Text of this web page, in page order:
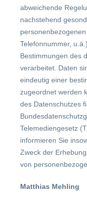
abweichende
nachstehend
Telefonnummer,
Bestimmungen des
verarbeitet. Daten
eindeutig einer
zugeordnet werden
des Datenschutzes
Telemediengesetz
informieren Sie
Zweck der
von
Matthias Mehling